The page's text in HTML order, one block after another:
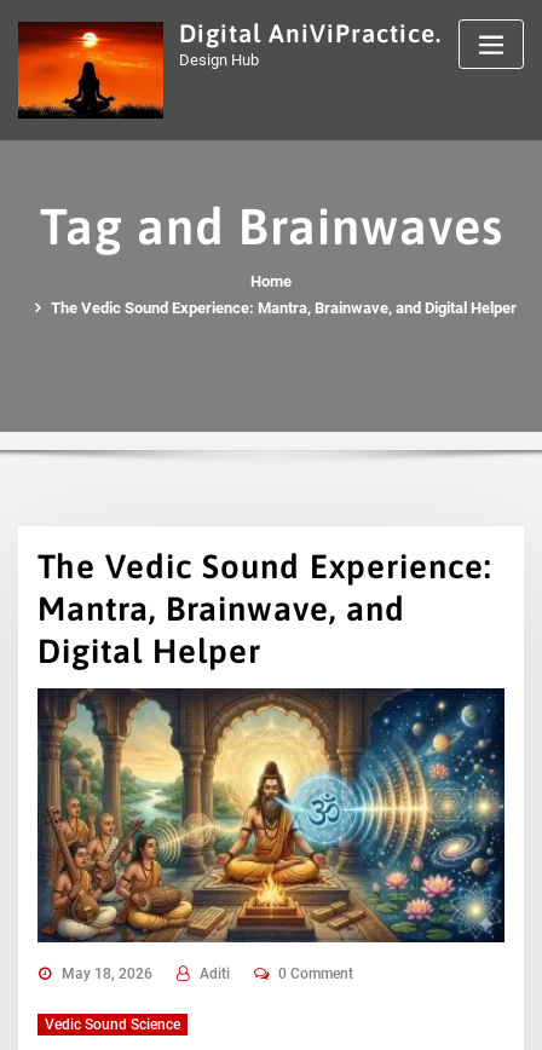
content
Digital AniViPractice.
Design Hub
Tag and Brainwaves
Home
The Vedic Sound Experience: Mantra, Brainwave, and Digital Helper
The Vedic Sound Experience:
Mantra, Brainwave, and
Digital Helper
May 18, 2026 Aditi 0 Comment
Vedic Sound Science